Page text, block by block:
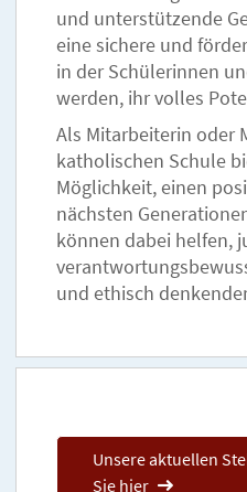
und unterstützende
eine sichere und
in der Schülerinnen
werden, ihr volles
Als Mitarbeiterin oder
katholischen Schule
Möglichkeit, einen
nächsten
können dabei helfen,
und ethisch
Unsere aktuellen
Sie hier